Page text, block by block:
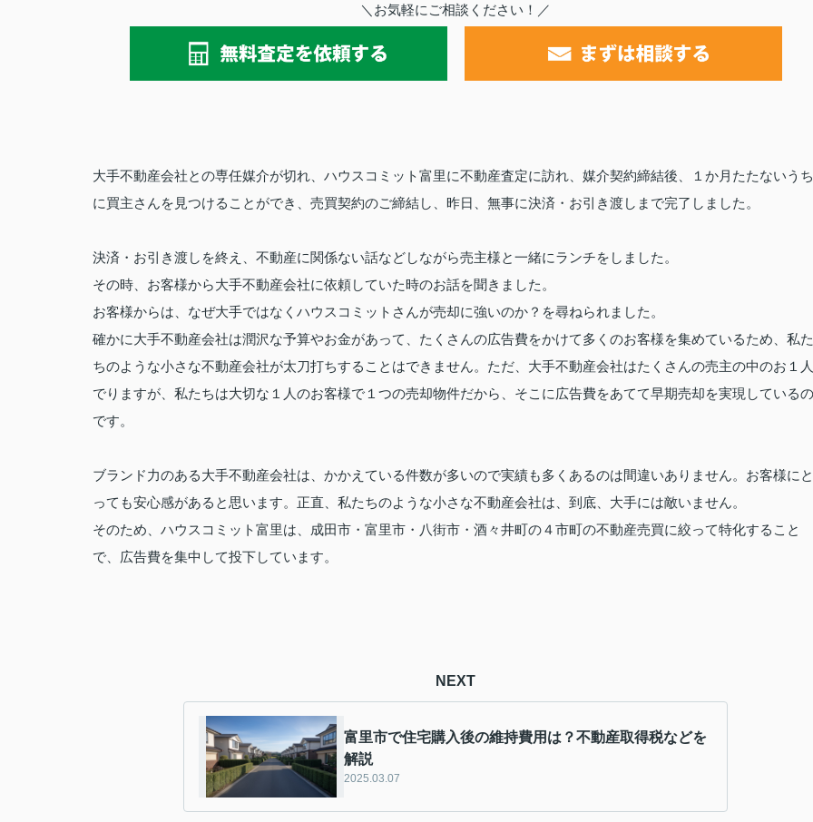
＼お気軽にご相談ください！／
大手不動産会社との専任媒介が切れ、ハウスコミット富里に不動産査定に訪れ、媒介契約締結後、１か月たたないうち
に買主さんを見つけることができ、売買契約のご締結し、昨日、無事に決済・お引き渡しまで完了しました。
決済・お引き渡しを終え、 不動産に関係ない話などしながら売主様と一緒にランチをしました。
その時、お客様から大手不動産会社に依頼していた時のお話を聞きました。
お客様からは、なぜ大手ではなくハウスコミットさんが売却に強いのか？を尋ねられました。
確かに大手不動産会社は潤沢な予算やお金があって、たくさんの広告費をかけて多くのお客様を集めているため、私た
ちのような小さな不動産会社が太刀打ちすることはできません。ただ、大手不動産会社はたくさんの売主の中のお１人
でりますが、私たちは大切な１人のお客様で１つの売却物件だから、そこに広告費をあてて早期売却を実現しているの
です。
ブランド力のある大手不動産会社は、かかえている件数が多いので実績も多くあるのは間違いありません。お客様にと
っても安心感があると思います。正直、私たちのような小さな不動産会社は、到底、大手には敵いません。
そのため、ハウスコミット富里は、成田市・富里市・八街市・酒々井町の４市町の不動産売買に絞って特化すること
で、広告費を集中して投下しています。
NEXT
富里市で住宅購入後の維持費用は？不動産取得税などを
解説
2025.03.07